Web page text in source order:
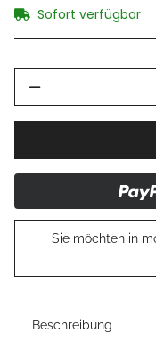
Sofort verfügbar
Sie möchten in
Beschreibung